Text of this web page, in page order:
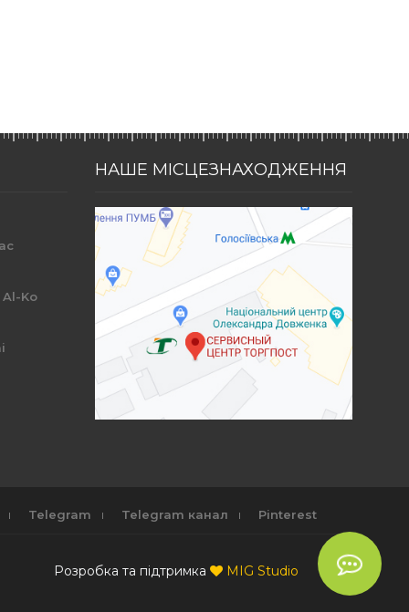
Al-Ko
НАШЕ МІСЦЕЗНАХОДЖЕННЯ
Telegram Telegram канал Pinterest
Розробка та підтримка MIG Studio